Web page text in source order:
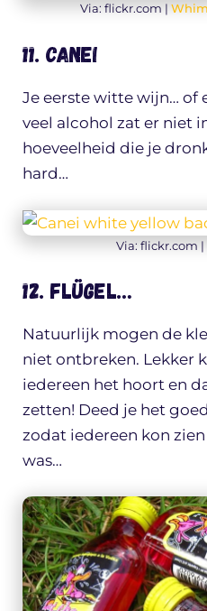
Via: flickr.com |
11. Canei
Je eerste witte wijn… of
veel alcohol zat er niet
hoeveelheid die je
hard…
Via: flickr.com |
12. Flügel…
Natuurlijk mogen de
niet ontbreken. Lekker
iedereen het hoort en
zetten! Deed je het
zodat iedereen kon
was…